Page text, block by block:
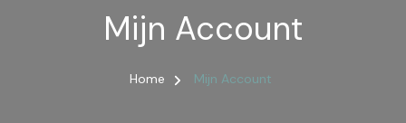
Mijn Account
Home Mijn Account